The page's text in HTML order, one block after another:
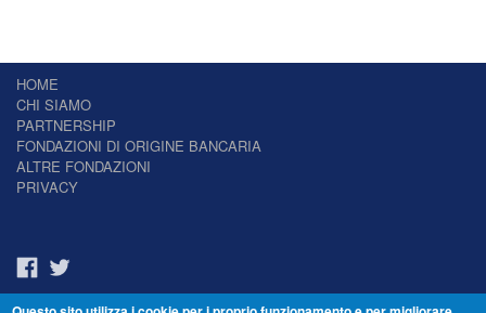
HOME
CHI SIAMO
PARTNERSHIP
FONDAZIONI DI ORIGINE BANCARIA
ALTRE FONDAZIONI
PRIVACY